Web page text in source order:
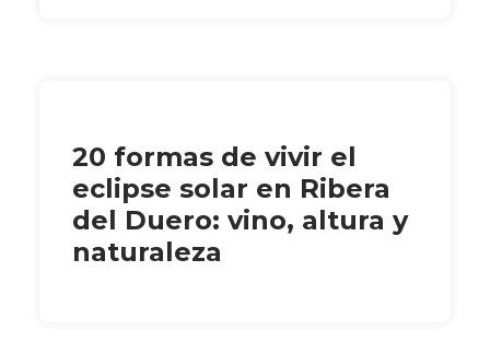
20 formas de vivir el
eclipse solar en Ribera
del Duero: vino, altura y
naturaleza